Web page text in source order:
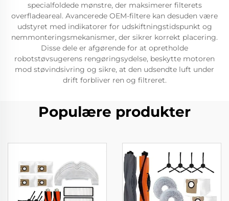
specialfoldede mønstre, der maksimerer filterets
overfladeareal. Avancerede OEM-filtere kan desuden være
udstyret med indikatorer for udskiftningstidspunkt og
nemmonteringsmekanismer, der sikrer korrekt placering.
Disse dele er afgørende for at opretholde
robotstøvsugerens rengøringsydelse, beskytte motoren
mod støvindsivring og sikre, at den udsendte luft under
drift forbliver ren og filtreret.
Populære produkter